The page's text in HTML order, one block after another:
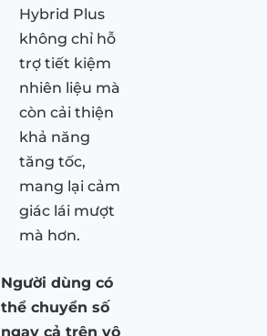
Hybrid Plus
không chỉ hỗ
trợ tiết kiệm
nhiên liệu mà
còn cải thiện
khả năng
tăng tốc,
mang lại cảm
giác lái mượt
mà hơn.
Người dùng có
thể chuyển số
ngay cả trên vô